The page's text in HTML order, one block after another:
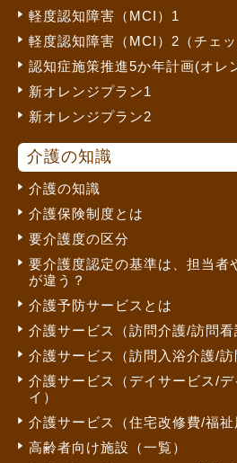
軽度認知障害（MCI）1
軽度認知障害（MCI）2（チェッ
認知症施策推進5か年計画(オレ
新オレンジプラン1
新オレンジプラン2
介護の知識
介護の知識
介護保険制度とは
要介護度の区分
要介護度認定の基準は、担当者
が違う？
介護予防サービスとは
介護サービス（訪問介護/訪問看
介護サービス（訪問入浴介護/訪
介護サービス（デイサービス/
イ）
介護サービス（住宅改修費/福祉
高齢者向け施設（一覧）